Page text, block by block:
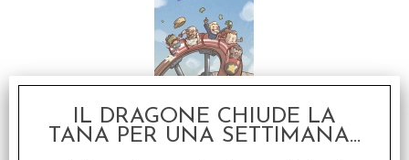
Il TUO Lunapark -
Fumettogame
19,90
IL DRAGONE CHIUDE LA
TANA PER UNA SETTIMANA...